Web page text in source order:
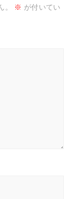
※ が付いてい